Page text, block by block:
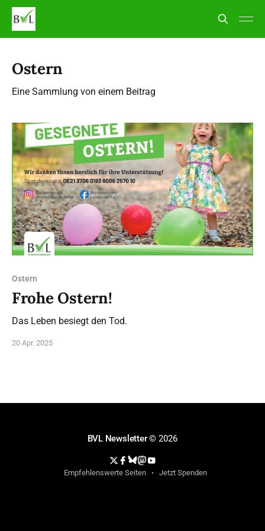
Ostern
Eine Sammlung von einem Beitrag
Ostern
Frohe Ostern!
Das Leben besiegt den Tod.
20 Apr. 2025
BVL Newsletter© 2026
Empfehlenswerte Seiten Jetzt Spenden